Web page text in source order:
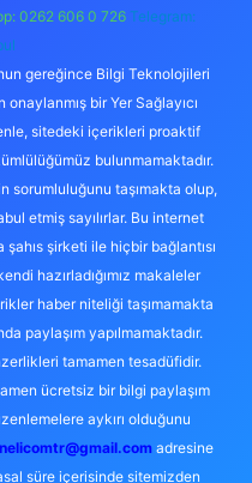
0262 606 0 726 Telegram:
gereğince Bilgi Teknolojileri
bir Yer Sağlayıcı
sitedeki içerikleri proaktif
bulunmamaktadır.
sorumluluğunu taşımakta olup,
etmiş sayılırlar. Bu internet
şirketi ile hiçbir bağlantısı
hazırladığımız makaleler
haber niteliği taşımamakta
paylaşım yapılmamaktadır.
tamamen tesadüfidir.
ücretsiz bir bilgi paylaşım
aykırı olduğunu
adresine
süre içerisinde sitemizden